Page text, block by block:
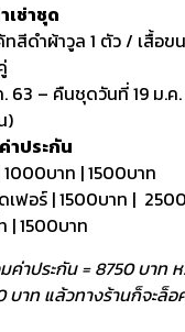
เช่าชุด
ทสีดำผ้าวูล 1 ตัว / เสื้อ
63 – คืนชุดวันที่ 19 ม.ค
)
าประกัน
บาท | 1500บาท
เฟอร์ | 1500บาท |
| 1500บาท
มค่าประกัน = 8750 บาท
บาท แล้วทางร้านก็จะล็